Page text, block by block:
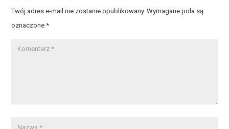
Twój adres e-mail nie zostanie opublikowany. Wymagane pola są
oznaczone*